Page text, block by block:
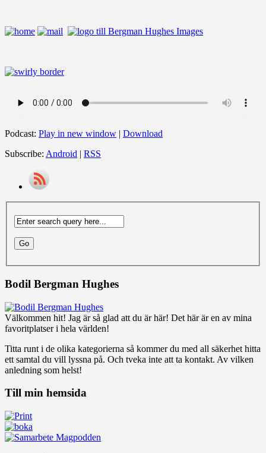
Podcast: Play in new window | Download
Subscribe: Android | RSS
Bodil Bergman Hughes
Välkommen hit! Jag är så glad att du är här! Det här är en av mina
favoritplatser i hela världen!
Titta runt i de olika kategorierna så kommer du med all säkerhet hitta
ett samtal du vill lyssna på. Och tveka inte att ta kontakt. Av vilken
anledning som helst!
Till min hemsida